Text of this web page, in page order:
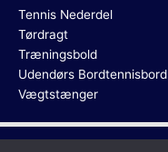
Tennis Nederdel
Tørdragt
Træningsbold
Udendørs Bordtennisbord
Vægtstænger